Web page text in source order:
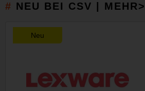
NEU BEI CSV | MEHR>
Neu